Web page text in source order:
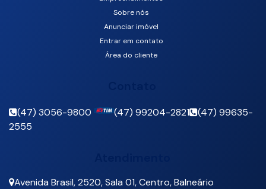
Sobre nós
Anunciar imóvel
Entrar em contato
Área do cliente
(47) 3056-9800 (47) 99204-2821
(47) 99635-
2555
Avenida Brasil,2520,Sala 01,Centro,Balneário